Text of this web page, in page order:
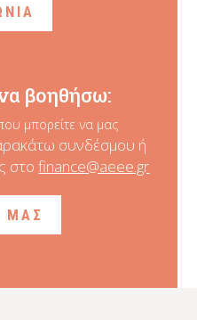
βοηθήσω:
μπορείτε να μας
συνδέσμου ή
στοfinance@aeee.gr
ΜΑΣ